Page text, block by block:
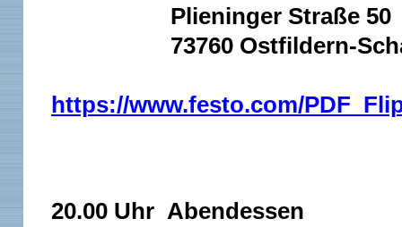
Plieninger Straße 50
73760 Ostfildern-
https://www.festo.com/
20.00 Uhr Abendessen